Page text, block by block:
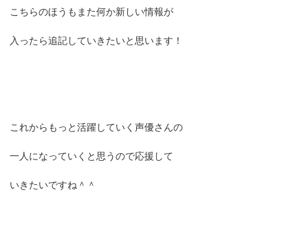
こちらのほうもまた何か新しい情報が
入ったら追記していきたいと思います！
これからもっと活躍していく声優さんの
一人になっていくと思うので応援して
いきたいですね＾＾